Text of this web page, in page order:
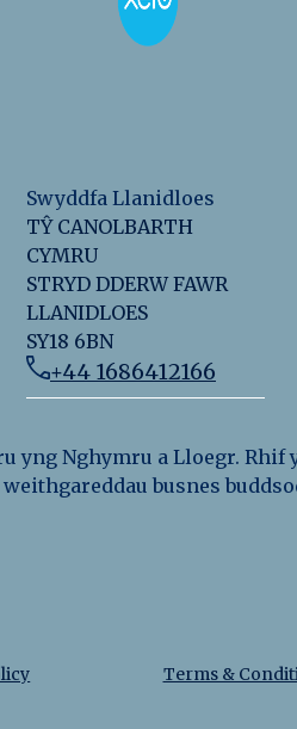
Swyddfa Llanidloes
TŶ CANOLBARTH
CYMRU
STRYD DDERW FAWR
LLANIDLOES
SY18 6BN
+44 1686412166
Nghymru a Lloegr. Rhif y
busnes
Terms &